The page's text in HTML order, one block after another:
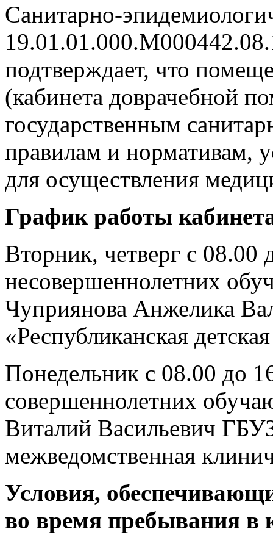
Санитарно-
подтверждает, что
(кабинета доврачебной
государственным
правилам и нормативам,
для осуществления
График работы
Вторник, четверг с 08.00
несовершеннолетних
Чуприянова Анжелика
«Республиканская
Понедельник с 08.00 до
совершеннолетних
Виталий Васильевич
межведомственная
Условия,
во время пребывания в